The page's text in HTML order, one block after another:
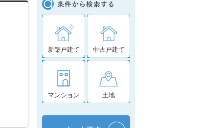
新築戸建て 中古戸建て
マンション 土地